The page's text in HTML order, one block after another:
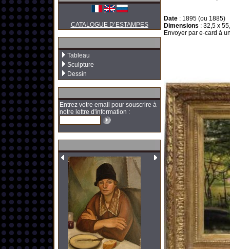
CATALOGUE D’ESTAMPES
Tableau
Sculpture
Dessin
Entrez votre email pour souscrire à
notre lettre d'information :
Date : 1895 (ou 1885)
Dimensions : 32,5 x
Envoyer par e-card à